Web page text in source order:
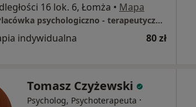
16 lok. 6, Łomża • Mapa
limbic.pl | Placówka psychologiczno - terapeutyczna w Łomży
indywidualna 80 zł
Tomasz Czyżewski
Psycholog, Psychoterapeuta ·